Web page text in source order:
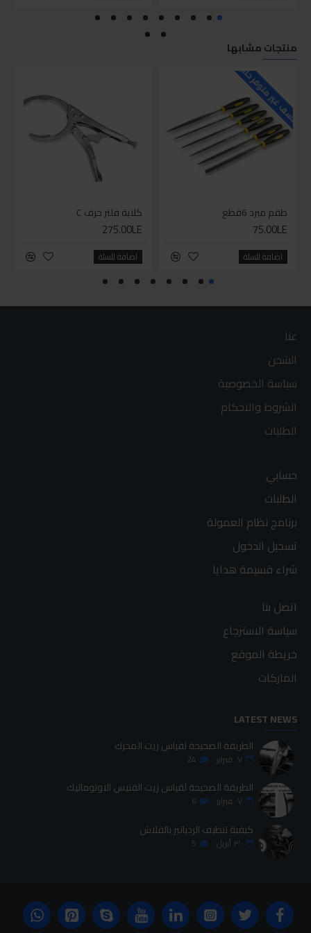
منتجات مشابها
للاسف غير متوفر حاليا
طقم مبرد 6قطع
75.00LE
اضافة للسلة
كلابة فلتر حرف C
275.00LE
اضافة للسلة
عنا
الشحن
سياسة الخصوصية
الشروط والاحكام
الطلبات
حسابي
الطلبات
برنامج نظام العمولة
تسجيل الدخول
شراء قسيمة هدايا
اتصل بنا
سياسة الاسترجاع
خريطة الموقع
الماركات
LATEST NEWS
الطريقة الصحيحة لقياس زيت المحرك
٠٧ فبراير 24
الطريقة الصحيحة لقياس زيت الفتيس الاوتوماتيك
٠٧ فبراير 6
كيفية تنظيف الردياتير بالفلاش
٣٠ أبريل 5